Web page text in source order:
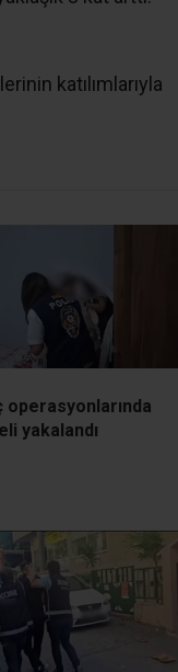
katılımlarıyla
operasyonlarında
yakalandı